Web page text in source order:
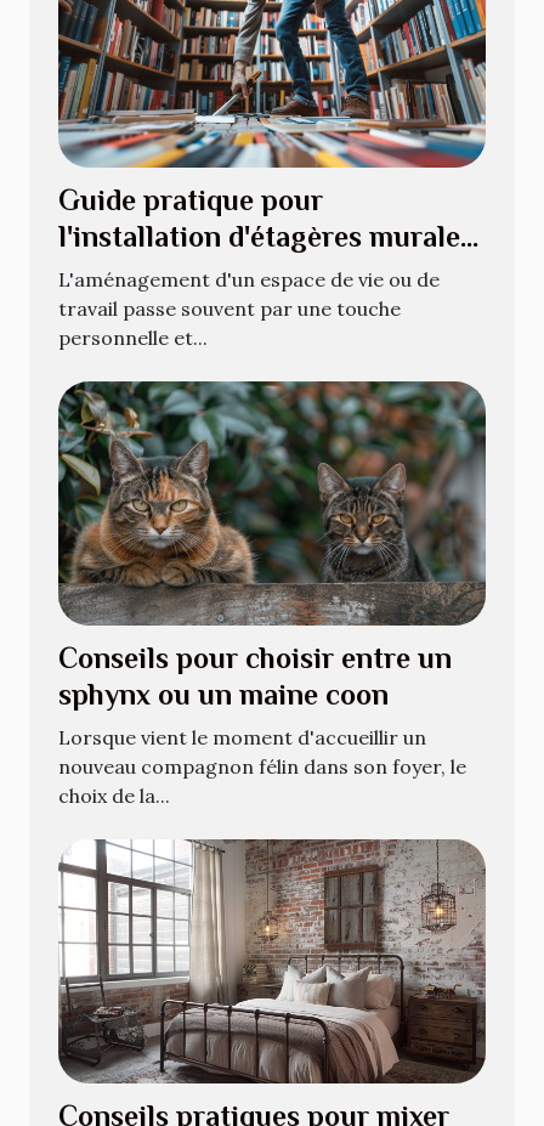
Guide pratique pour
l'installation d'étagères murales
pour livres
L'aménagement d'un espace de vie ou de
travail passe souvent par une touche
personnelle et...
Conseils pour choisir entre un
sphynx ou un maine coon
Lorsque vient le moment d'accueillir un
nouveau compagnon félin dans son foyer, le
choix de la...
Conseils pratiques pour mixer